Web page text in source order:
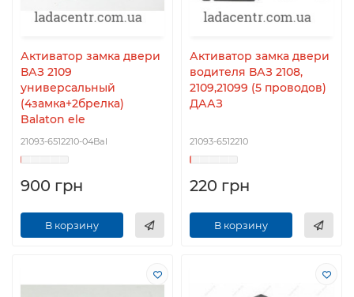
Активатор замка двери
ВАЗ 2109
универсальный
(4замка+2брелка)
Balaton ele
21093-6512210-04Bal
900 грн
В корзину
Активатор замка двери
водителя ВАЗ 2108,
2109,21099 (5 проводов)
ДААЗ
21093-6512210
220 грн
В корзину